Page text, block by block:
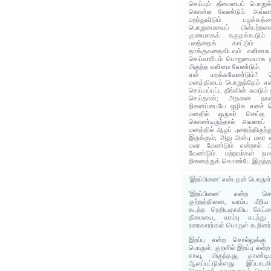
செய்யும் தீமையைப்
கொள்ள வேண்டும்.
மறந்துவிடும்
பொறுமையைப்
குணமாகக்
பலத்தைக் காட்டும்
தாக்குவதைவிடவும்
செய்வாரிடம்
மிகுந்த வலிமை வேண்டும்.
ஏன் மறக்கவேண்டும்?
மனத்திடைப் பொறுத்தேம்
செய்யப்பட்ட தீங்கின்
செய்தான்; அதனை
நினைப்பையே ஒழிக எனச்
மனதில் ஒருவர் செய்த
கொண்டிருந்தால் அவரைப்
மனத்தில் ஆழப்
இருக்கும்; அது அன்பு மலர
மலர வேண்டும் என்றால்
வேண்டும். மற்றவர்கள்
நினைத்துக் கொண்டே
'இறப்பினை' என்பதன்
'இறப்பினை' என்ற
குற்றத்தினை, வரம்பு
கடந்த நெறியதாகிய
தீமையை, வரம்பு
உரைகாரர்கள் பொருள்
இறப்பு என்ற
பொருள். குறளில் இறப்பு
சாவு, மிகுந்தது,
ஆளப்பட்டுள்ளது.